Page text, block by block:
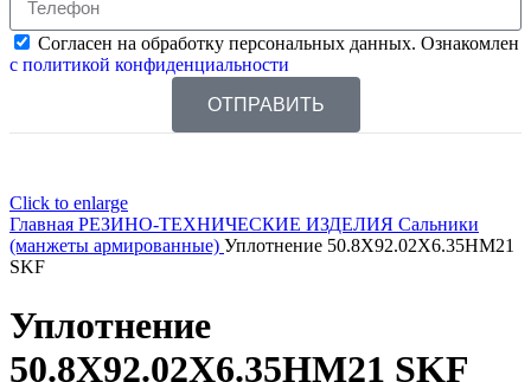
Согласен на обработку персональных данных. Ознакомлен
с политикой конфиденциальности
ОТПРАВИТЬ
Click to enlarge
Главная РЕЗИНО-ТЕХНИЧЕСКИЕ ИЗДЕЛИЯ Сальники
(манжеты армированные) Уплотнение 50.8X92.02X6.35HM21
SKF
Уплотнение
50.8X92.02X6.35HM21 SKF